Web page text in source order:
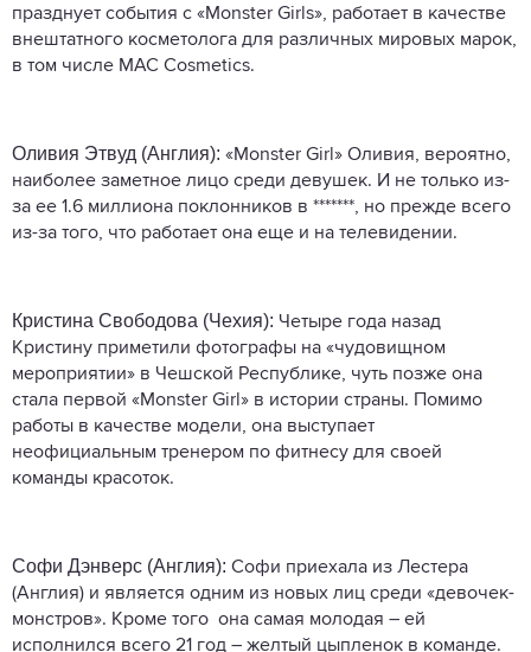
празднует события с «Monster Girls», работает в качестве
внештатного косметолога для различных мировых марок,
в том числе MAC Cosmetics.
Оливия Этвуд (Англия): «Monster Girl» Оливия, вероятно,
наиболее заметное лицо среди девушек. И не только из-
за ее 1.6 миллиона поклонников в *******, но прежде всего
из-за того, что работает она еще и на телевидении.
Кристина Свободова (Чехия): Четыре года назад
Кристину приметили фотографы на «чудовищном
мероприятии» в Чешской Республике, чуть позже она
стала первой «Monster Girl» в истории страны. Помимо
работы в качестве модели, она выступает
неофициальным тренером по фитнесу для своей
команды красоток.
Софи Дэнверс (Англия): Софи приехала из Лестера
(Англия) и является одним из новых лиц среди «девочек-
монстров». Кроме того она самая молодая – ей
исполнился всего 21 год – желтый цыпленок в команде.